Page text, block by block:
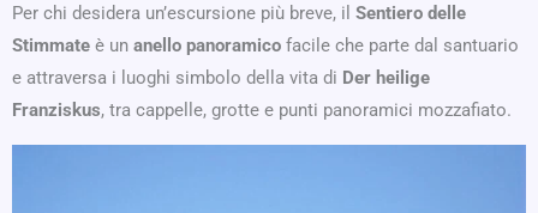
Per chi desidera un’escursione più breve, il Sentiero delle
Stimmate è un anello panoramico facile che parte dal santuario
e attraversa i luoghi simbolo della vita di Der heilige
Franziskus, tra cappelle, grotte e punti panoramici mozzafiato.